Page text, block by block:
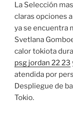
La Selección
claras opciones
ya se encuentra
Svetlana
calor tokiota
psg jordan 22 23
atendida por
Despliegue de
Tokio.